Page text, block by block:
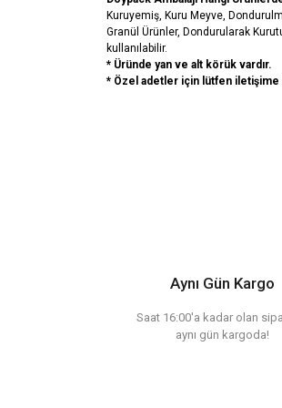
Kuruyemiş, Kuru Meyve,
Granül Ürünler, Dondurularak
kullanılabilir.
* Üründe yan ve alt körük vardır.
* Özel adetler için lütfen iletişime
Ürün bilgilerinde hatalar
Ürün fiyatı diğer sitelerden
Bu ürüne benzer farklı
Aynı Gün Kargo
Saat 16:00'a kadar olan
aynı gün kargoda!